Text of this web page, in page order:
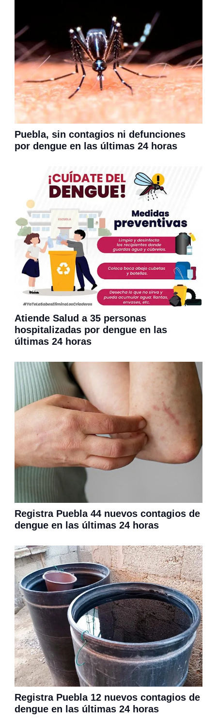
Puebla, sin contagios ni defunciones
por dengue en las últimas 24 horas
Atiende Salud a 35 personas
hospitalizadas por dengue en las
últimas 24 horas
Registra Puebla 44 nuevos contagios de
dengue en las últimas 24 horas
Registra Puebla 12 nuevos contagios de
dengue en las últimas 24 horas